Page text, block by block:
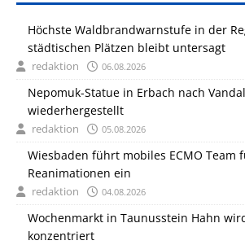
Höchste Waldbrandwarnstufe in der
städtischen Plätzen bleibt untersagt
redaktion 06.08.2026
Nepomuk-Statue in Erbach nach
wiederhergestellt
redaktion 05.08.2026
Wiesbaden führt mobiles ECMO Team
Reanimationen ein
redaktion 04.08.2026
Wochenmarkt in Taunusstein Hahn
konzentriert